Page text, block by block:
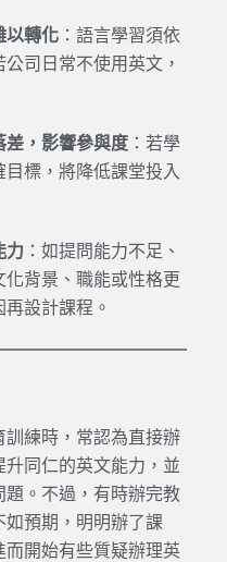
以轉化：語言學習須依
司日常不使用英文，
差，影響參與度：若學
標，將降低課堂投入
力 ：如提問能力不足、
背景、職能或性格更
設計課程。
練時，常認為直接辦
同仁的英文能力，並
。不過，有時辦完教
預期，明明辦了課
開始有些質疑辦理英